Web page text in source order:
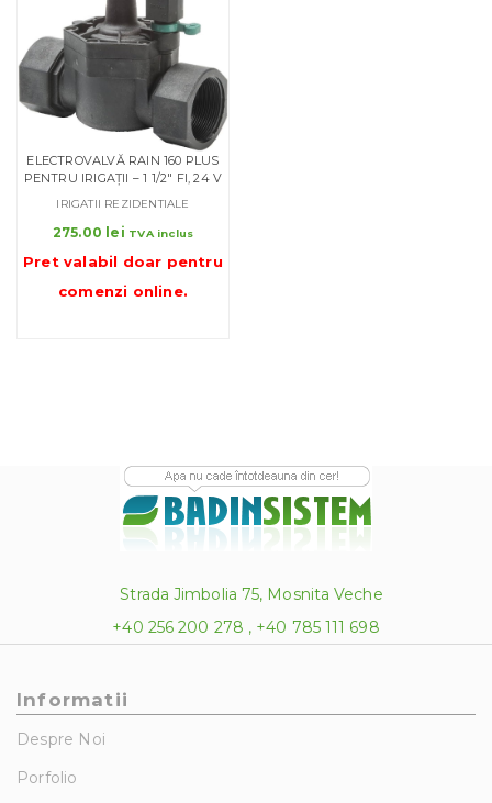
ELECTROVALVĂ RAIN 160 PLUS
PENTRU IRIGAȚII – 1 1/2″ FI, 24 V
IRIGATII REZIDENTIALE
275.00 lei TVA inclus
Pret valabil doar pentru
comenzi online.
Strada Jimbolia 75, Mosnita Veche
+40 256 200 278 , +40 785 111 698
Informatii
Despre Noi
Porfolio